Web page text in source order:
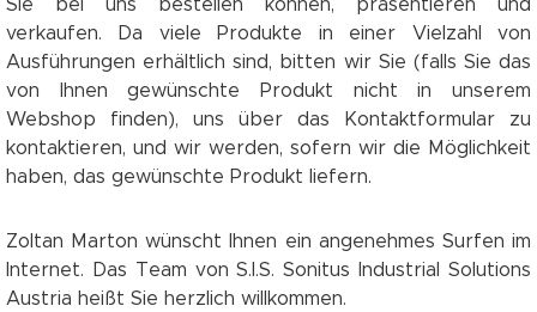
Sie bei uns bestellen können, präsentieren und
verkaufen. Da viele Produkte in einer Vielzahl von
Ausführungen erhältlich sind, bitten wir Sie (falls Sie das
von Ihnen gewünschte Produkt nicht in unserem
Webshop finden), uns über das Kontaktformular zu
kontaktieren, und wir werden, sofern wir die Möglichkeit
haben, das gewünschte Produkt liefern.
Zoltan Marton wünscht Ihnen ein angenehmes Surfen im
Internet. Das Team von S.I.S. Sonitus Industrial Solutions
Austria heißt Sie herzlich willkommen.